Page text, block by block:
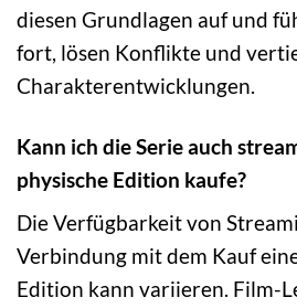
diesen Grundlagen auf und
fort, lösen Konflikte und
Charakterentwicklungen.
Kann ich die Serie auch
physische Edition kaufe?
Die Verfügbarkeit von
Verbindung mit dem Kauf
Edition kann variieren. Film-